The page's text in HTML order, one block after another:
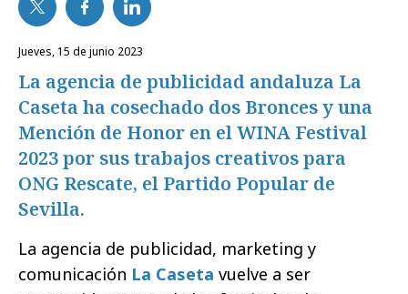
jueves, 15 de junio 2023
La agencia de publicidad andaluza La
Caseta ha cosechado dos Bronces y una
Mención de Honor en el WINA Festival
2023 por sus trabajos creativos para
ONG Rescate, el Partido Popular de
Sevilla.
La agencia de publicidad, marketing y
comunicación La Caseta vuelve a ser